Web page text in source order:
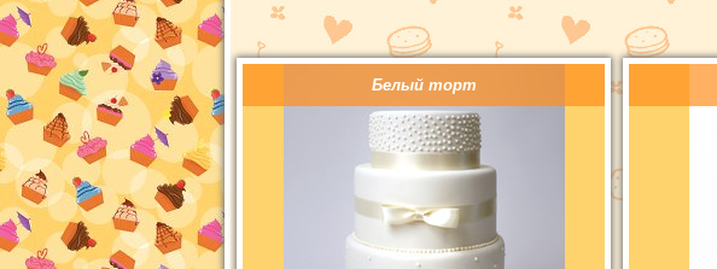
Белый торт